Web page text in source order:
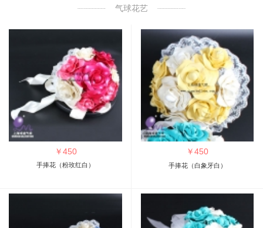
气球花艺
￥450
手捧花（粉玫红白）
￥450
手捧花（白象牙白）